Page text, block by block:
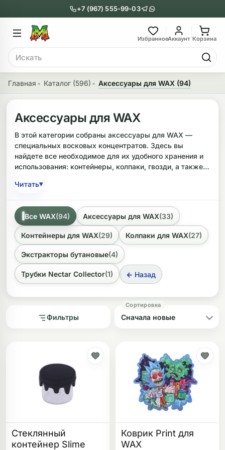
+7 (967) 555-99-03
ИзбранноеАккаунт Корзина
Поиск
Главное меню
Бонги
с перколятором
бонги
бонги
бонги
Главное
Трубки
Стеклянные
Деревянные
Необычные
Главная Каталог (596) Аксессуары для WAX (94)
Аксессуары для WAX
В этой категории собраны аксессуары для WAX —
специальных восковых концентратов. Здесь вы
найдете все необходимое для их удобного хранения и
использования: контейнеры, колпаки, гвозди, а также
коллекторы).
При выборе обращайте внимание на материал
(силикон, стекло, титан), назначение и совместимость с
вашими девайсами. Например, контейнеры для
хранения обычно имеют объем от 2 до 7 мл, а
диаметры разъемов для колпаков чаще всего
составляют 14.5 мм или 18.8 мм. В ассортименте
встречаются изделия от производителей из CN (Китай)
и DE (Германия).
Читать▾
Все WAX(94) Аксессуары для WAX(33)
Контейнеры для WAX(29) Колпаки для WAX(27)
Экстракторы бутановые(4)
Трубки Nectar Collector(1) ← Назад
Фильтры
Стеклянный
контейнер Slime
Коврик Print для
WAX